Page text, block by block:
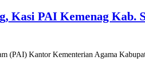
Kasi PAI Kemenag Kab.
(PAI) Kantor Kementerian Agama